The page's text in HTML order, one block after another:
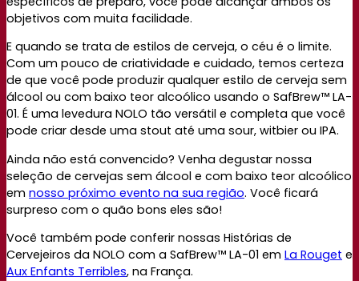
objetivos com muita facilidade.
E quando se trata de estilos de cerveja, o céu é o limite.
Com um pouco de criatividade e cuidado, temos certeza
de que você pode produzir qualquer estilo de cerveja sem
álcool ou com baixo teor alcoólico usando o SafBrew™ LA-
01. É uma levedura NOLO tão versátil e completa que você
pode criar desde uma stout até uma sour, witbier ou IPA.
Ainda não está convencido? Venha degustar nossa
seleção de cervejas sem álcool e com baixo teor alcoólico
em nosso próximo evento na sua região. Você ficará
surpreso com o quão bons eles são!
Você também pode conferir nossas Histórias de
Cervejeiros da NOLO com a SafBrew™ LA-01 em La Rouget e
Aux Enfants Terribles, na França.